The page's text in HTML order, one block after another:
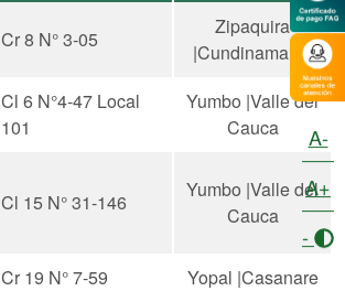
Cr 8 N° 3-05
Zipaquira
|Cundinamarca
Cl 6 N°4-47 Local
101
Yumbo |Valle del
Cauca
Cl 15 N° 31-146
Yumbo |Valle del
Cauca
Cr 19 N° 7-59
Yopal |Casanare
A-
A+
-